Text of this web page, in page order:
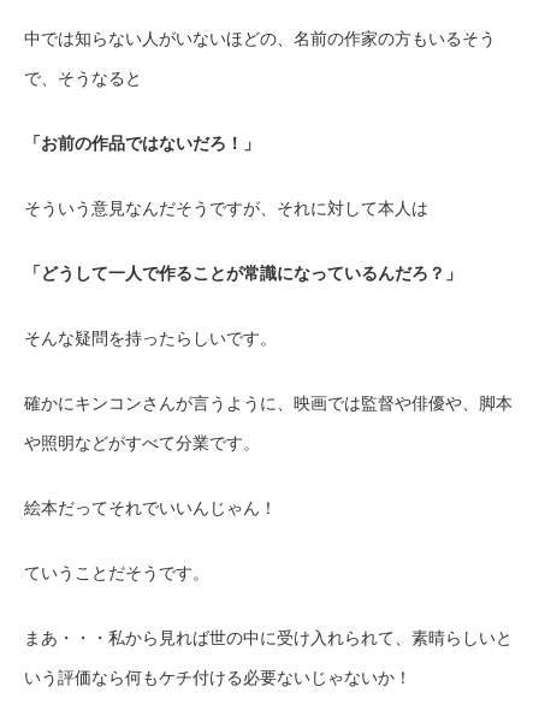
中では知らない人がいないほどの、名前の作家の方もいるそう
で、そうなると
「お前の作品ではないだろ！」
そういう意見なんだそうですが、それに対して本人は
「どうして一人で作ることが常識になっているんだろ？」
そんな疑問を持ったらしいです。
確かにキンコンさんが言うように、映画では監督や俳優や、脚本
や照明などがすべて分業です。
絵本だってそれでいいんじゃん！
ていうことだそうです。
まあ・・・私から見れば世の中に受け入れられて、素晴らしいと
いう評価なら何もケチ付ける必要ないじゃないか！